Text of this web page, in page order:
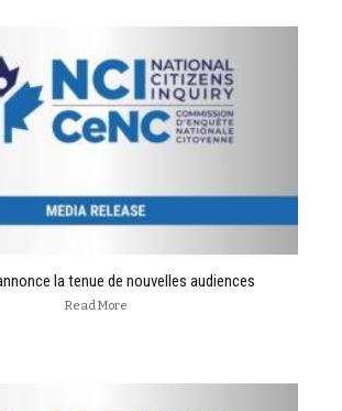
la tenue de nouvelles audiences
Read More